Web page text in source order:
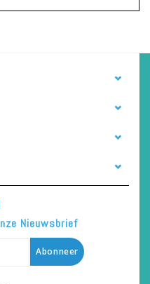
Nieuwsbrief
Abonneer